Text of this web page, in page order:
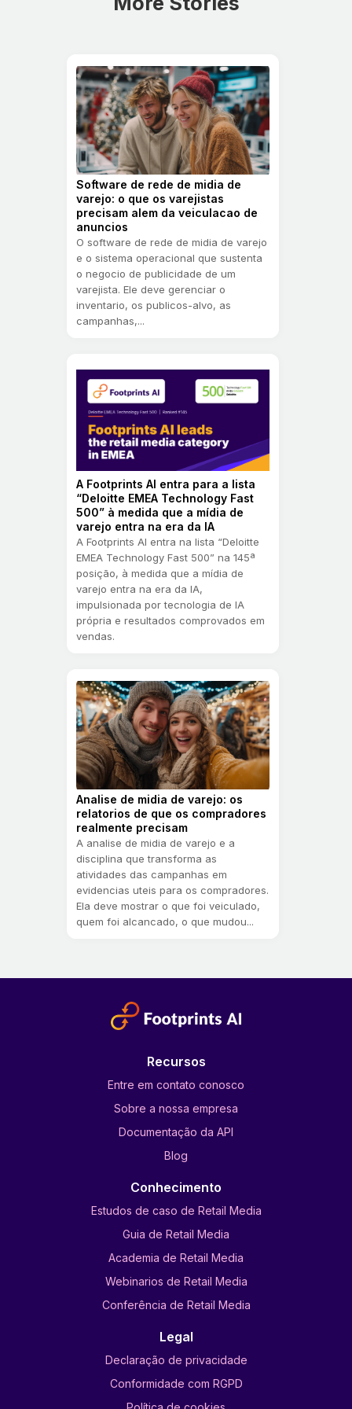
maneira. A medição em circuito fechado permite a
investimento em mídia.
Software de rede de midia de
varejo: o que os varejistas
precisam alem da veiculacao de
anuncios
O software de rede de midia de varejo
e o sistema operacional que sustenta
o negocio de publicidade de um
varejista. Ele deve gerenciar o
inventario, os publicos-alvo, as
campanhas,...
A Footprints AI entra para a lista
“Deloitte EMEA Technology Fast
500” à medida que a mídia de
varejo entra na era da IA
A Footprints AI entra na lista “Deloitte
EMEA Technology Fast 500” na 145ª
posição, à medida que a mídia de
varejo entra na era da IA,
impulsionada por tecnologia de IA
própria e resultados comprovados em
vendas.
Analise de midia de varejo: os
relatorios de que os compradores
realmente precisam
A analise de midia de varejo e a
disciplina que transforma as
atividades das campanhas em
evidencias uteis para os compradores.
Ela deve mostrar o que foi veiculado,
quem foi alcancado, o que mudou...
Recursos
Entre em contato conosco
Sobre a nossa empresa
Documentação da API
Blog
Conhecimento
Estudos de caso de Retail Media
Guia de Retail Media
Academia de Retail Media
Webinarios de Retail Media
Conferência de Retail Media
Legal
Declaração de privacidade
Conformidade com RGPD